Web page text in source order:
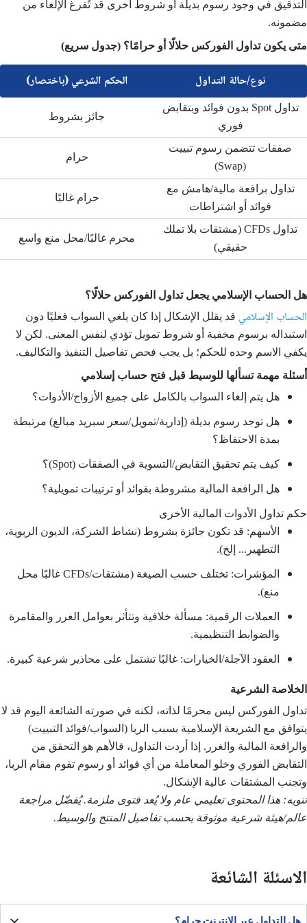
التدقيق في وجود رسوم بديلة أو شروط أخرى قد تُفرغ الإلغاء من
مضمونه.
متى يكون تداول الفوركس حلالًا أو حرامًا؟ (جدول سريع)
نوع/حالة التداول الحكم الشرعي (باختصار)
تداول Spot بدون فوائد وبتقابض
فوري
جائز بشروط
صفقات تتضمن رسوم تبييت
(Swap)
حرام
تداول برافعة مالية/هامش مع
فوائد أو اشتراطات
حرام غالبًا
تداول CFDs (مشتقات بلا تملك
حقيقي)
محرم غالبًا/محل منع واسع
هل الحساب الإسلامي يجعل تداول الفوركس حلالًا؟
الحساب الإسلامي قد يقلل الإشكال إذا كان يلغي السواب فعليًا دون
استبداله برسوم مخفية أو شروط تمويل تؤدي لنفس المعنى. لكن لا
يكفي الاسم وحده للحكم؛ بل يجب فحص تفاصيل التنفيذ والتكاليف.
أسئلة مهمة تسألها للوسيط قبل فتح حساب إسلامي
هل يتم إلغاء السواب بالكامل على جميع الأزواج/الأدوات؟
هل توجد رسوم بديلة (إدارية/تمويل/سعر سبريد مبالغ) مرتبطة
بمدة الاحتفاظ؟
كيف يتم تحقيق التقابض/التسوية في الصفقات (Spot)؟
هل الرافعة المالية مشروطة بفوائد أو ترتيبات تمويلية؟
حكم تداول الأدوات المالية الأخرى
الأسهم: قد تكون جائزة بشروط (نشاط الشركة، الديون الربوية،
التطهير... إلخ).
المؤشرات: تختلف حسب الصيغة (مشتقات/CFDs غالبًا محل
منع).
العملات الرقمية: مسألة خلافية وتتأثر بعوامل الغرر والمقامرة
والضوابط التنظيمية.
العقود الآجلة/الخيارات: غالبًا تشتمل على محاذير شرعية كبيرة.
الخلاصة الشرعية
تداول الفوركس ليس محرمًا لذاته، لكنه في صورته الشائعة اليوم قد لا
يتوافق مع الشريعة الإسلامية بسبب الربا (السواب/فوائد التبييت)
والرافعة المالية والغرر. إذا أردت التداول، فالأهم هو التحقق من
التقابض الفوري وخلو المعاملة من أي فوائد أو رسوم تقوم مقام الربا،
وتجنب المشتقات عالية الإشكال.
تنويه: هذا المحتوى تعليمي عام ولا يُعد فتوى ملزمة. يُفضّل مراجعة
عالم/هيئة شرعية موثوقة بحسب تفاصيل المنتج والوسيط.
الاسئلة الشائعة